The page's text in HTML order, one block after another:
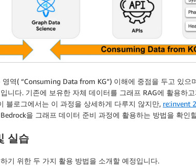
역( “Consuming Data from KG”) 이해에 중점을 두고 있으
니다. 기존에 보유한 자체 데이터를 그래프 RAG에 활용하
블로그에서는 이 과정을 상세하게 다루지 않지만, re:invent
을 그래프 데이터 준비 과정에 활용하는 방법을 확인
실습
기 위한 두 가지 활용 방법을 소개할 예정입니다.